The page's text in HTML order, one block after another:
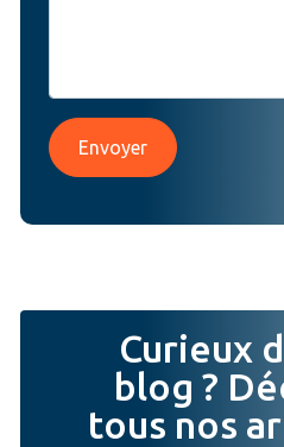
Envoyer
Curieux
blog ?
tous nos